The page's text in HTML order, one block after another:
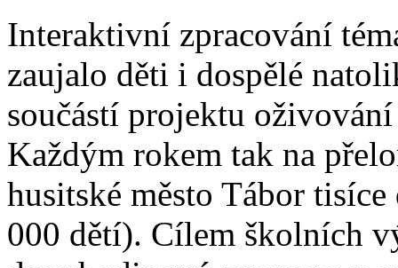
Interaktivní zpracování
zaujalo děti i dospělé
součástí projektu
Každým rokem tak na
husitské město Tábor
000 dětí). Cílem školních